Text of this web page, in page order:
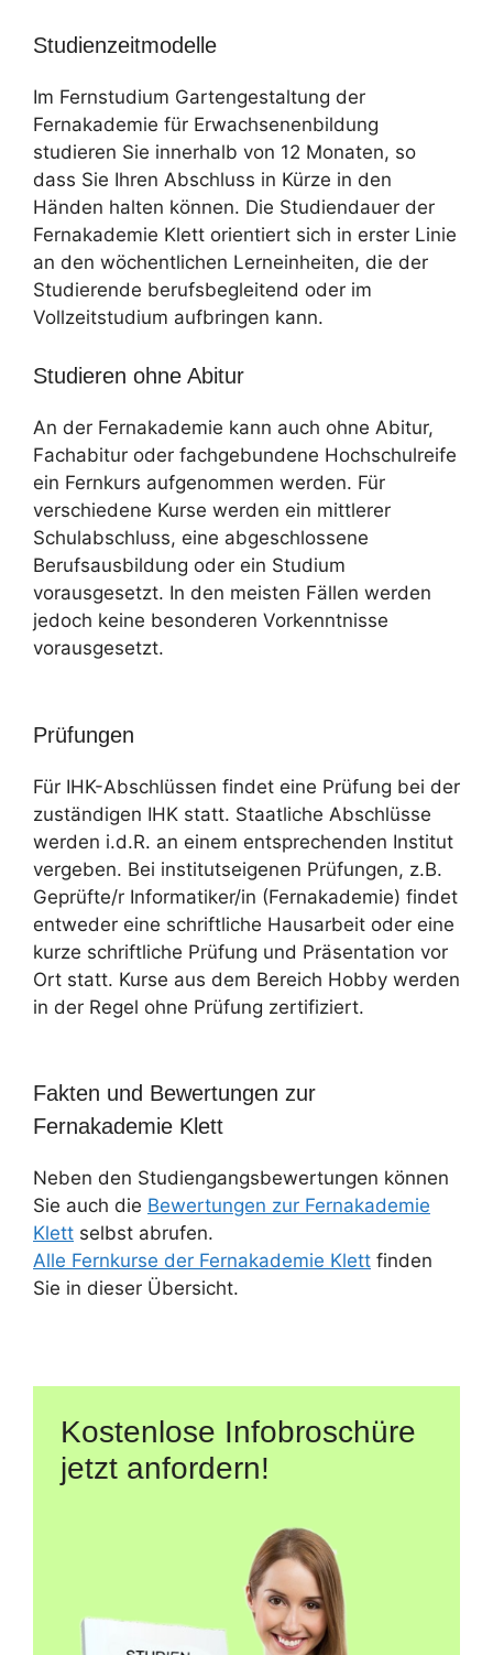
Studienzeitmodelle
Im Fernstudium Gartengestaltung der
Fernakademie für Erwachsenenbildung
studieren Sie innerhalb von 12 Monaten, so
dass Sie Ihren Abschluss in Kürze in den
Händen halten können. Die Studiendauer der
Fernakademie Klett orientiert sich in erster Linie
an den wöchentlichen Lerneinheiten, die der
Studierende berufsbegleitend oder im
Vollzeitstudium aufbringen kann.
Studieren ohne Abitur
An der Fernakademie kann auch ohne Abitur,
Fachabitur oder fachgebundene Hochschulreife
ein Fernkurs aufgenommen werden. Für
verschiedene Kurse werden ein mittlerer
Schulabschluss, eine abgeschlossene
Berufsausbildung oder ein Studium
vorausgesetzt. In den meisten Fällen werden
jedoch keine besonderen Vorkenntnisse
vorausgesetzt.
Prüfungen
Für IHK-Abschlüssen findet eine Prüfung bei der
zuständigen IHK statt. Staatliche Abschlüsse
werden i.d.R. an einem entsprechenden Institut
vergeben. Bei institutseigenen Prüfungen, z.B.
Geprüfte/r Informatiker/in (Fernakademie) findet
entweder eine schriftliche Hausarbeit oder eine
kurze schriftliche Prüfung und Präsentation vor
Ort statt. Kurse aus dem Bereich Hobby werden
in der Regel ohne Prüfung zertifiziert.
Fakten und Bewertungen zur
Fernakademie Klett
Neben den Studiengangsbewertungen können
Sie auch die Bewertungen zur Fernakademie
Klett selbst abrufen.
Alle Fernkurse der Fernakademie Klett finden
Sie in dieser Übersicht.
Kostenlose Infobroschüre
jetzt anfordern!